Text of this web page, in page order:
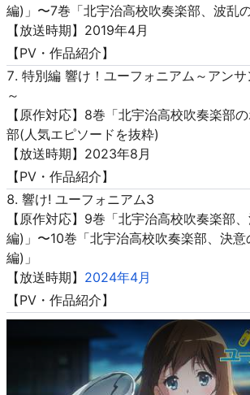
編)」〜7巻「北宇治高校吹奏楽部、波乱
【放送時期】2019年4月
【PV・作品紹介】
特別編 響け！ユーフォニアム～アンサ
～
【原作対応】8巻「北宇治高校吹奏楽部
部(人気エピソードを抜粋)
【放送時期】2023年8月
【PV・作品紹介】
響け! ユーフォニアム3
【原作対応】9巻「北宇治高校吹奏楽部
編)」〜10巻「北宇治高校吹奏楽部、決
編)」
【放送時期】 2024年4月
【PV・作品紹介】